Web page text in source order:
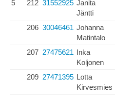
5 212 31552925 Janita
Jäntti
206 30046461 Johanna
Matintalo
207 27475621 Inka
Koljonen
209 27471395 Lotta
Kirvesmies